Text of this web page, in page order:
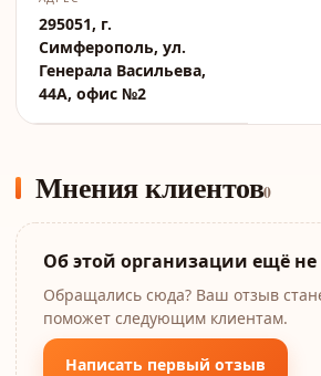
295051, г.
Симферополь, ул.
Генерала Васильева,
44А, офис №2
Мнения клиентов0
Об этой организации ещё не
Обращались сюда? Ваш отзыв
поможет следующим клиентам.
Написать первый отзыв